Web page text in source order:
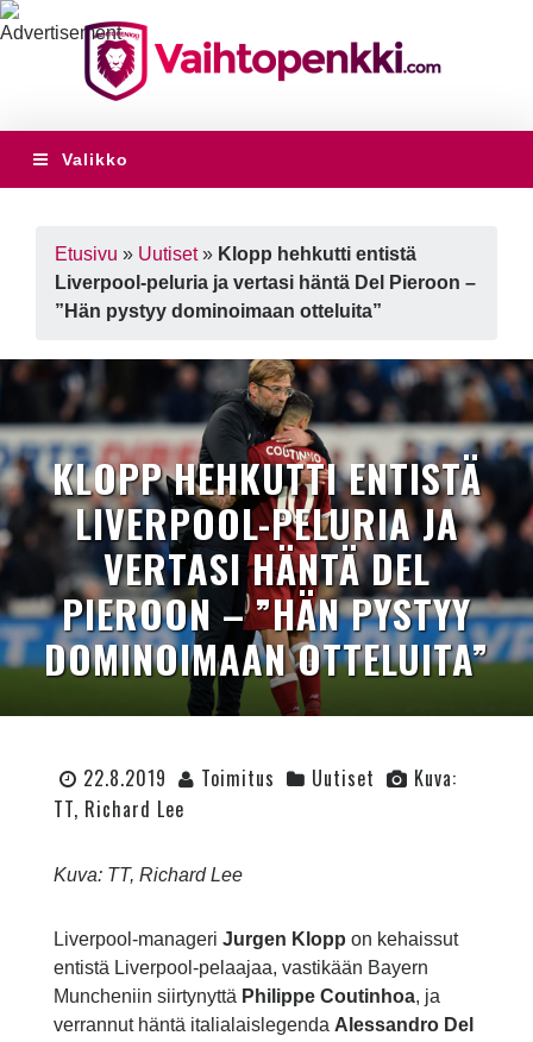
Valikko
Etusivu » Uutiset» Klopp hehkutti entistä
Liverpool-peluria ja vertasi häntä Del Pieroon –
”Hän pystyy dominoimaan otteluita”
KLOPP HEHKUTTI ENTISTÄ
LIVERPOOL-PELURIA JA
VERTASI HÄNTÄ DEL
PIEROON – ”HÄN PYSTYY
DOMINOIMAAN OTTELUITA”
22.8.2019 Toimitus Uutiset
Kuva:
TT, Richard Lee
Kuva: TT, Richard Lee
Liverpool-manageri Jurgen Klopp on kehaissut
entistä Liverpool-pelaajaa, vastikään Bayern
Muncheniin siirtynyttä Philippe Coutinhoa, ja
verrannut häntä italialaislegenda Alessandro Del